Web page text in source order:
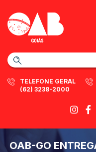
TELEFONE GERAL
(62) 3238-2000
OAB-GO